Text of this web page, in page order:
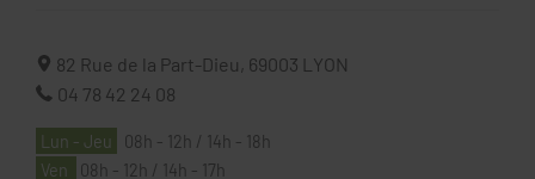
82 Rue de la Part-Dieu, 69003
LYON
04 78 42 24 08
Lun - Jeu
08h - 12h / 14h - 18h
Ven
08h - 12h / 14h - 17h